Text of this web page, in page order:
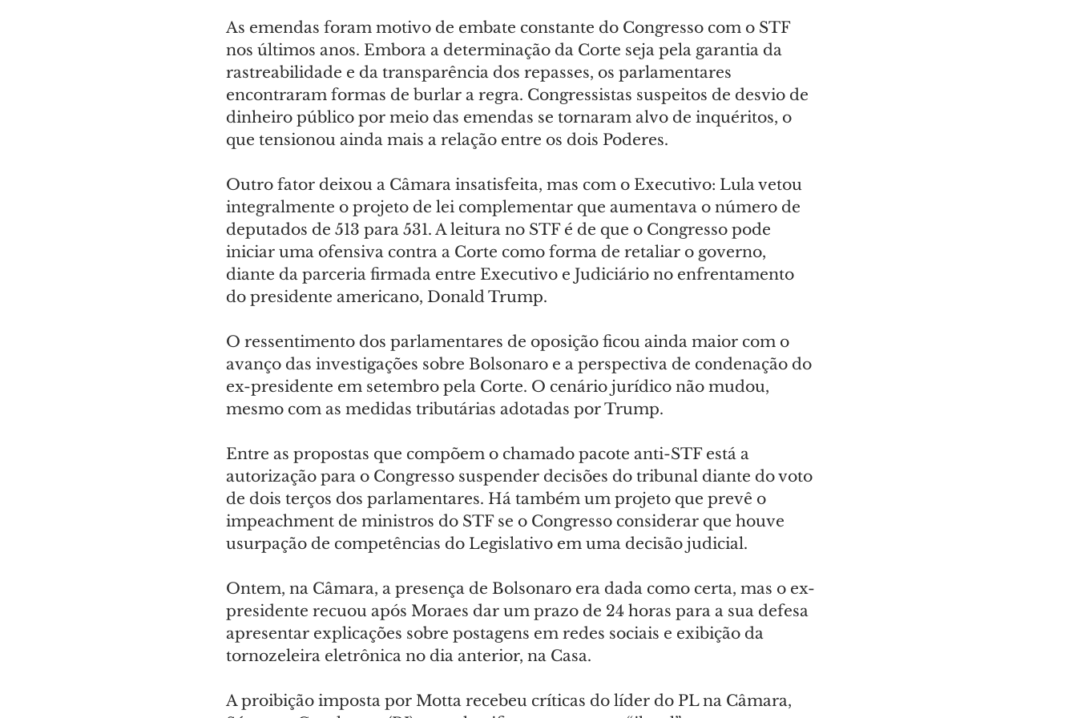
As emendas foram motivo de embate constante do Congresso com o STF
nos últimos anos. Embora a determinação da Corte seja pela garantia da
rastreabilidade e da transparência dos repasses, os parlamentares
encontraram formas de burlar a regra. Congressistas suspeitos de desvio de
dinheiro público por meio das emendas se tornaram alvo de inquéritos, o
que tensionou ainda mais a relação entre os dois Poderes.
Outro fator deixou a Câmara insatisfeita, mas com o Executivo: Lula vetou
integralmente o projeto de lei complementar que aumentava o número de
deputados de 513 para 531. A leitura no STF é de que o Congresso pode
iniciar uma ofensiva contra a Corte como forma de retaliar o governo,
diante da parceria firmada entre Executivo e Judiciário no enfrentamento
do presidente americano, Donald Trump.
O ressentimento dos parlamentares de oposição ficou ainda maior com o
avanço das investigações sobre Bolsonaro e a perspectiva de condenação do
ex-presidente em setembro pela Corte. O cenário jurídico não mudou,
mesmo com as medidas tributárias adotadas por Trump.
Entre as propostas que compõem o chamado pacote anti-STF está a
autorização para o Congresso suspender decisões do tribunal diante do voto
de dois terços dos parlamentares. Há também um projeto que prevê o
impeachment de ministros do STF se o Congresso considerar que houve
usurpação de competências do Legislativo em uma decisão judicial.
Ontem, na Câmara, a presença de Bolsonaro era dada como certa, mas o ex-
presidente recuou após Moraes dar um prazo de 24 horas para a sua defesa
apresentar explicações sobre postagens em redes sociais e exibição da
tornozeleira eletrônica no dia anterior, na Casa.
A proibição imposta por Motta recebeu críticas do líder do PL na Câmara,